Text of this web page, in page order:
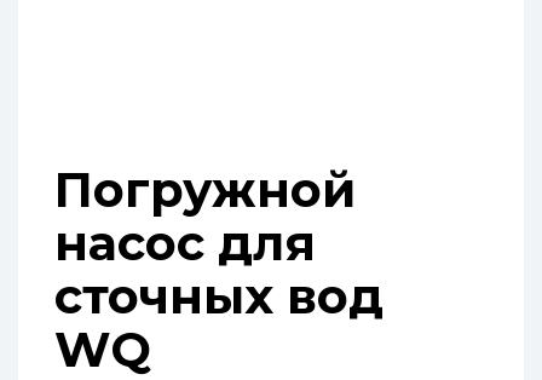
Погружной
насос для
сточных вод
WQ